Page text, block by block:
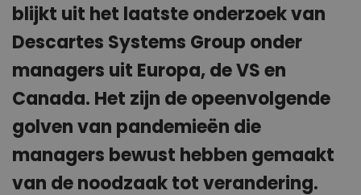
blijkt uit het laatste onderzoek van
Descartes Systems Group onder
managers uit Europa, de VS en
Canada. Het zijn de opeenvolgende
golven van pandemieën die
managers bewust hebben gemaakt
van de noodzaak tot verandering.